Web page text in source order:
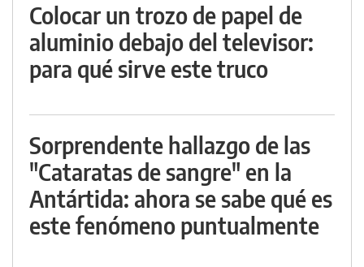
Colocar un trozo de papel de
aluminio debajo del televisor:
para qué sirve este truco
Sorprendente hallazgo de las
"Cataratas de sangre" en la
Antártida: ahora se sabe qué es
este fenómeno puntualmente